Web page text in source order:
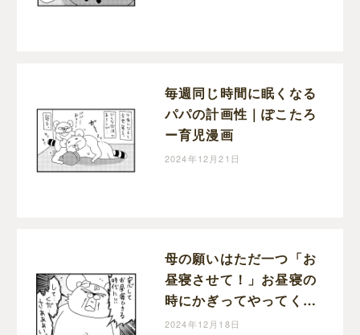
毎週同じ時間に眠くなる
パパの計画性｜ぽこたろ
ー育児漫画
2024年12月21日
母の願いはただ一つ「お
昼寝させて！」お昼寝の
時にかぎってやってくる
宣伝車｜ぽこたろー育児
2024年12月18日